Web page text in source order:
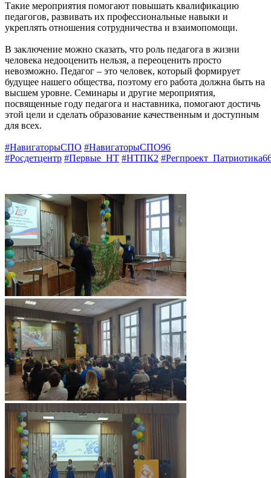
Такие мероприятия помогают повышать квалификацию
педагогов, развивать их профессиональные навыки и
укреплять отношения сотрудничества и взаимопомощи.
В заключение можно сказать, что роль педагога в жизни
человека недооценить нельзя, а переоценить просто
невозможно. Педагог – это человек, который формирует
будущее нашего общества, поэтому его работа должна быть на
высшем уровне. Семинары и другие мероприятия,
посвященные году педагога и наставника, помогают достичь
этой цели и сделать образование качественным и доступным
для всех.
#НавигаторыСПО #НавигаторыСПО96
#Росдетцентр #Первые_НТ #НТПК2